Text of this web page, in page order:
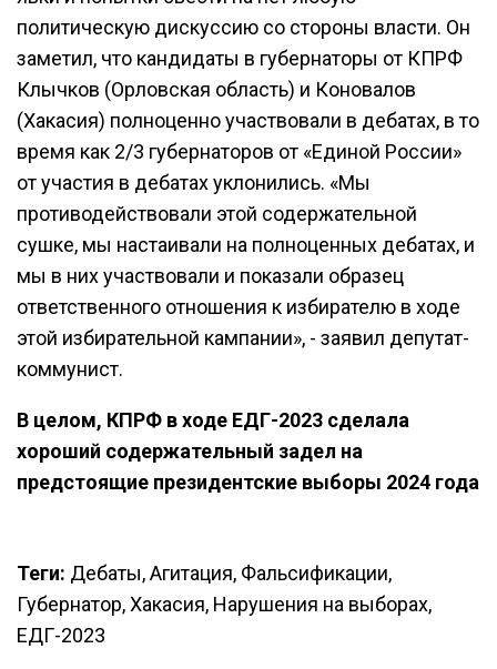
политическую дискуссию со стороны власти. Он
заметил, что кандидаты в губернаторы от КПРФ
Клычков (Орловская область) и Коновалов
(Хакасия) полноценно участвовали в дебатах, в то
время как 2/3 губернаторов от «Единой России»
от участия в дебатах уклонились. «Мы
противодействовали этой содержательной
сушке, мы настаивали на полноценных дебатах, и
мы в них участвовали и показали образец
ответственного отношения к избирателю в ходе
этой избирательной кампании», - заявил депутат-
коммунист.
В целом, КПРФ в ходе ЕДГ-2023 сделала
хороший содержательный задел на
предстоящие президентские выборы 2024 года
Теги: Дебаты, Агитация, Фальсификации,
Губернатор, Хакасия, Нарушения на выборах,
ЕДГ-2023